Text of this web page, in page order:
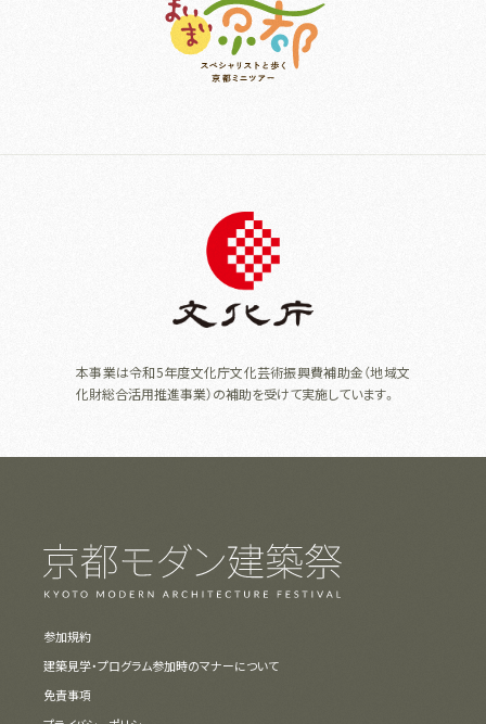
本事業は令和5年度文化庁文化芸術振興費補助金（地域文
化財総合活用推進事業）の補助を受けて実施しています。
参加規約
建築見学・プログラム参加時のマナーについて
免責事項